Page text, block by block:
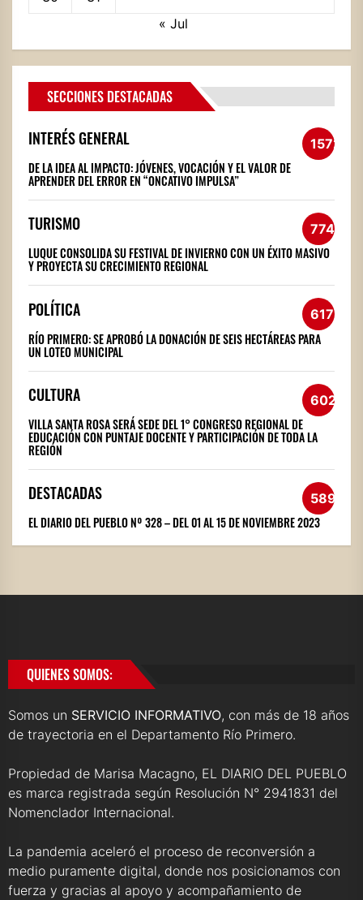
« Jul
SECCIONES DESTACADAS
INTERÉS GENERAL 1572
DE LA IDEA AL IMPACTO: JÓVENES, VOCACIÓN Y EL VALOR DE
APRENDER DEL ERROR EN “ONCATIVO IMPULSA”
TURISMO 774
LUQUE CONSOLIDA SU FESTIVAL DE INVIERNO CON UN ÉXITO MASIVO
Y PROYECTA SU CRECIMIENTO REGIONAL
POLÍTICA 617
RÍO PRIMERO: SE APROBÓ LA DONACIÓN DE SEIS HECTÁREAS PARA
UN LOTEO MUNICIPAL
CULTURA 602
VILLA SANTA ROSA SERÁ SEDE DEL 1° CONGRESO REGIONAL DE
EDUCACIÓN CON PUNTAJE DOCENTE Y PARTICIPACIÓN DE TODA LA
REGIÓN
DESTACADAS 589
EL DIARIO DEL PUEBLO Nº 328 – DEL 01 AL 15 DE NOVIEMBRE 2023
QUIENES SOMOS:
Somos un SERVICIO INFORMATIVO, con más de 18 años
de trayectoria en el Departamento Río Primero.
Propiedad de Marisa Macagno, EL DIARIO DEL PUEBLO
es marca registrada según Resolución N° 2941831 del
Nomenclador Internacional.
La pandemia aceleró el proceso de reconversión a
medio puramente digital, donde nos posicionamos con
fuerza y gracias al apoyo y acompañamiento de